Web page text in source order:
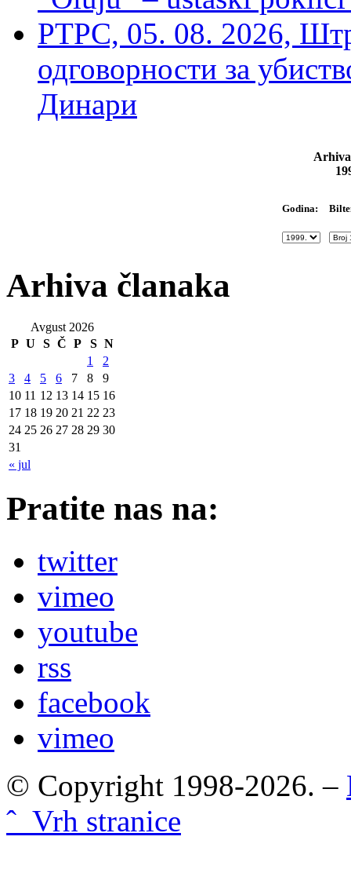
РТРС, 05. 08. 2026,
одговорности за
Динари
Godina:
Arhiva članaka
Avgust 2026
P U S Č P S N
« jul
1
2
3
4 5 6 7 8
9
10 11 12 13 14 15 16
17 18 19 20 21 22 23
24 25 26 27 28 29 30
31
Pratite nas na:
twitter
vimeo
youtube
rss
facebook
vimeo
© Copyright 1998-2026. –
ˆ Vrh stranice